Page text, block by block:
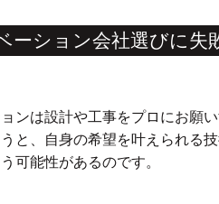
ーション会社選びに失
ンは設計や工事をプロにお願
と、自身の希望を叶えられる
可能性があるのです。